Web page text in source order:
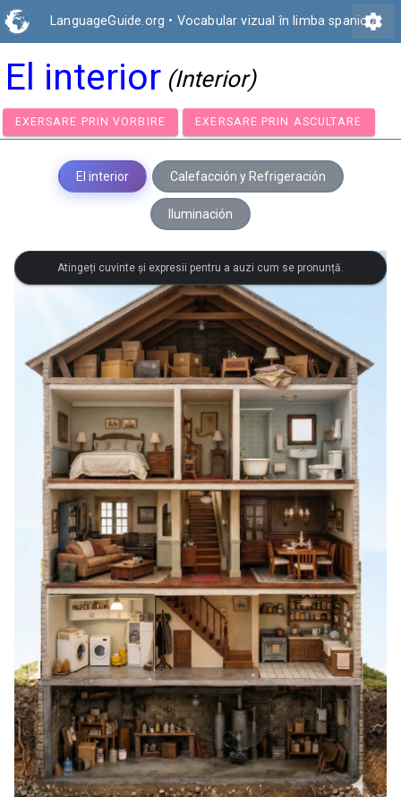
LanguageGuide.org • Vocabular vizual în limba spaniolă
settings
El interior (Interior)
EXERSARE PRIN VORBIRE EXERSARE PRIN
El interior Calefacción y Refrigeración
Iluminación
Atingeți cuvinte și expresii pentru a auzi cum se pronunță.